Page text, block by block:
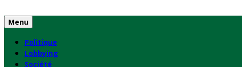
to
content
Menu
Politique
Lobbying
Société